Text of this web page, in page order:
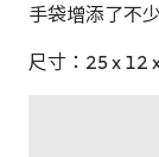
手袋增添了不
尺寸：25 x 12